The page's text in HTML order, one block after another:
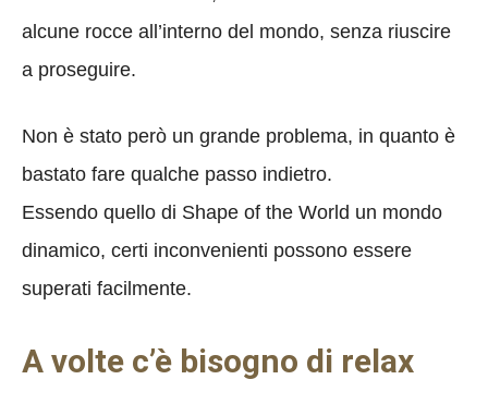
alcune rocce all’interno del mondo, senza riuscire
a proseguire.
Non è stato però un grande problema, in quanto è
bastato fare qualche passo indietro.
Essendo quello di Shape of the World un mondo
dinamico, certi inconvenienti possono essere
superati facilmente.
A volte c’è bisogno di relax